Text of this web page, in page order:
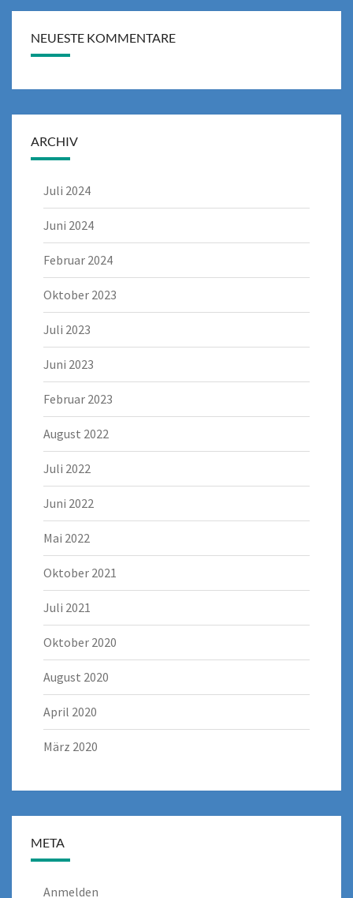
NEUESTE KOMMENTARE
ARCHIV
Juli 2024
Juni 2024
Februar 2024
Oktober 2023
Juli 2023
Juni 2023
Februar 2023
August 2022
Juli 2022
Juni 2022
Mai 2022
Oktober 2021
Juli 2021
Oktober 2020
August 2020
April 2020
März 2020
META
Anmelden